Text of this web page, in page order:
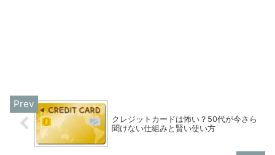
クレジットカードは怖い？50代が今さら
聞けない仕組みと賢い使い方